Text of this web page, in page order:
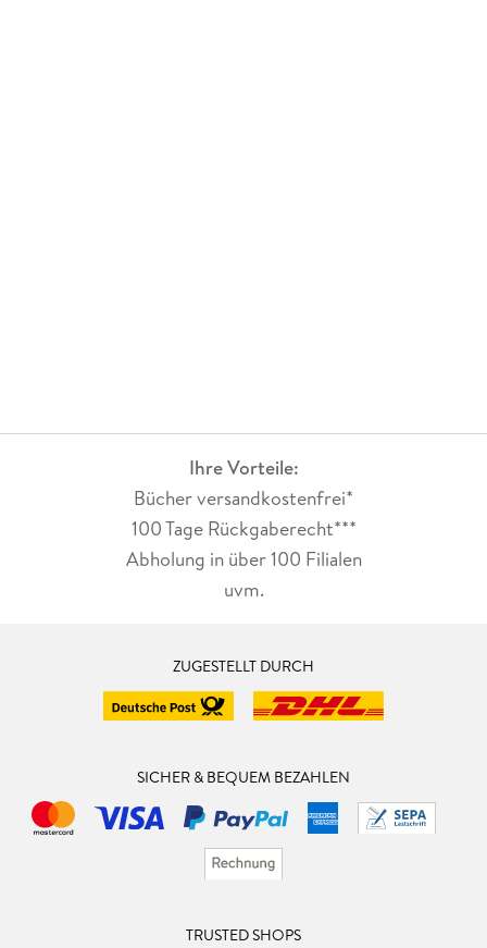
Ihre Vorteile:
Bücher versandkostenfrei*
100 Tage Rückgaberecht***
Abholung in über 100 Filialen
uvm.
ZUGESTELLT DURCH
SICHER & BEQUEM BEZAHLEN
TRUSTED SHOPS